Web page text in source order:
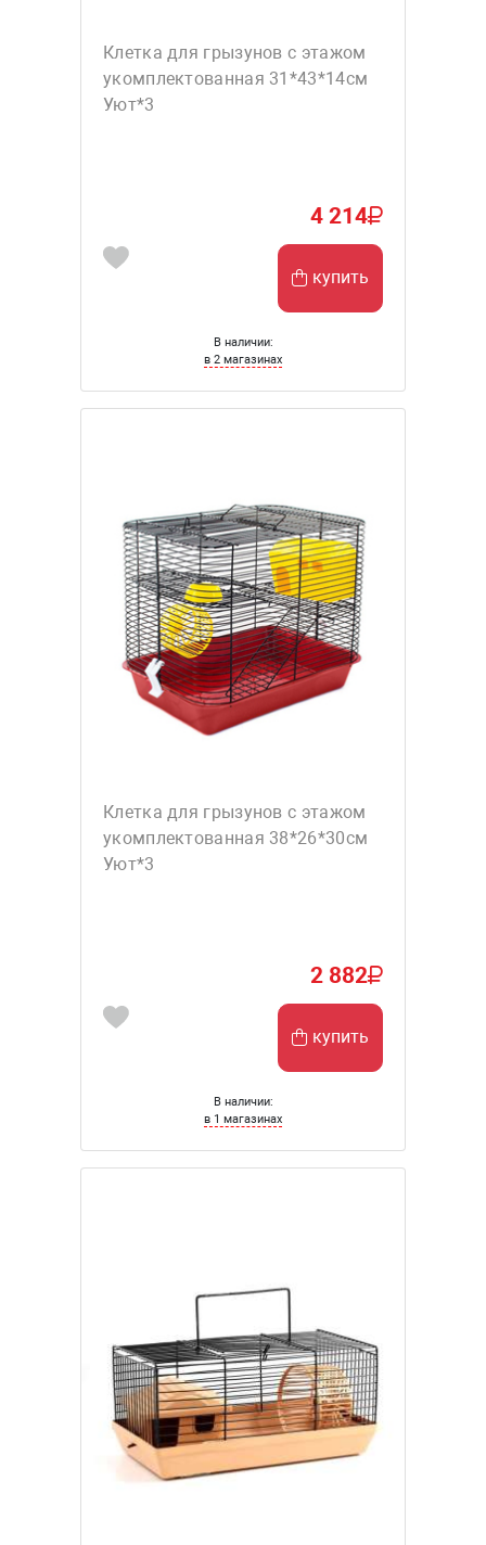
Клетка для грызунов с этажом
укомплектованная 31*43*14см
Уют*3
4 214
купить
В наличии:
в 2 магазинах
Клетка для грызунов с этажом
укомплектованная 38*26*30см
Уют*3
2 882
купить
В наличии:
в 1 магазинах